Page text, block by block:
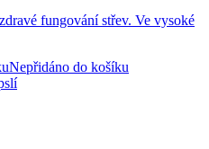
fungování střev. Ve vysoké
Nepřidáno do košíku